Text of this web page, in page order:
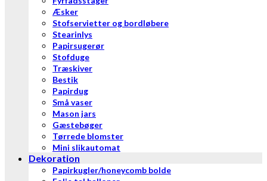
Æsker
Stofservietter og bordløbere
Stearinlys
Papirsugerør
Stofduge
Træskiver
Bestik
Papirdug
Små vaser
Mason jars
Gæstebøger
Tørrede blomster
Mini slikautomat
Dekoration
Papirkugler/honeycomb bolde